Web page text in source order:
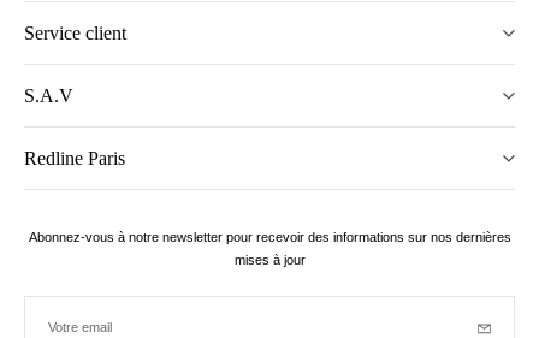
Service client
S.A.V
Redline Paris
Abonnez-vous à notre newsletter pour recevoir des informations sur nos dernières
mises à jour
Votre email